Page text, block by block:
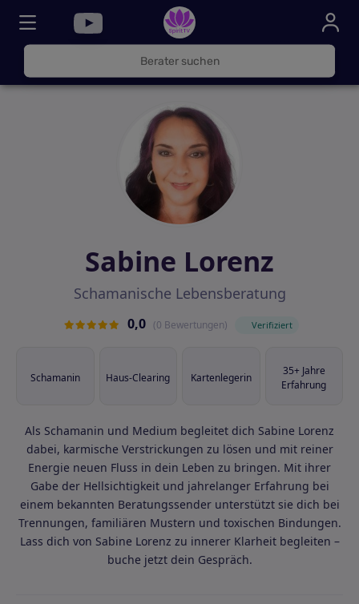
030
000
Sabine Lorenz
Schamanische Lebensberatung
0,0 (0 Bewertungen) Verifiziert
Als Schamanin und Medium begleitet dich Sabine Lorenz
dabei, karmische Verstrickungen zu lösen und mit reiner
Energie neuen Fluss in dein Leben zu bringen. Mit ihrer
Gabe der Hellsichtigkeit und jahrelanger Erfahrung bei
einem bekannten Beratungssender unterstützt sie dich bei
Trennungen, familiären Mustern und toxischen Bindungen.
Lass dich von Sabine Lorenz zu innerer Klarheit begleiten –
buche jetzt dein Gespräch.
Schamanin Haus-Clearing Kartenlegerin
35+ Jahre
Erfahrung